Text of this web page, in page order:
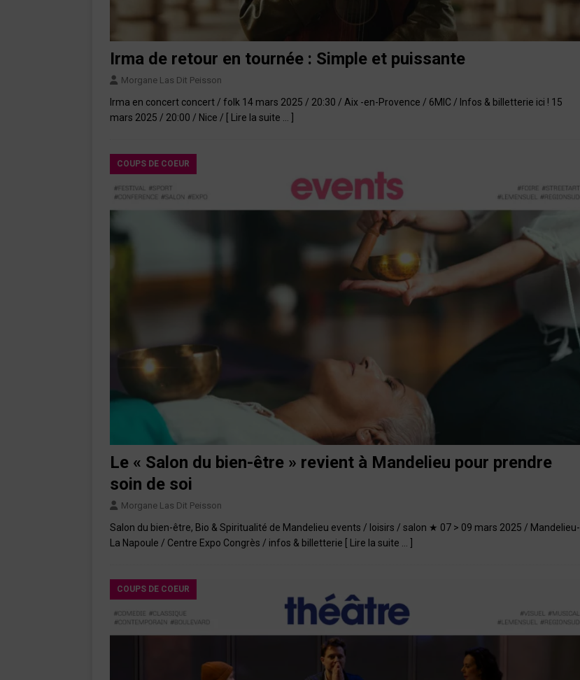
Irma de retour en tournée : Simple et puissante
Morgane Las Dit Peisson
Irma en concert concert / folk 14 mars 2025 / 20:30 / Aix -en-Provence / 6MIC / Infos & billetterie ici ! 15
mars 2025 / 20:00 / Nice /
[ Lire la suite … ]
COUPS DE COEUR
Le « Salon du bien-être » revient à Mandelieu pour prendre
soin de soi
Morgane Las Dit Peisson
Salon du bien-être, Bio & Spiritualité de Mandelieu events / loisirs / salon ★ 07 > 09 mars 2025 / Mandelieu-
La Napoule / Centre Expo Congrès / infos & billetterie [ Lire la suite … ]
COUPS DE COEUR